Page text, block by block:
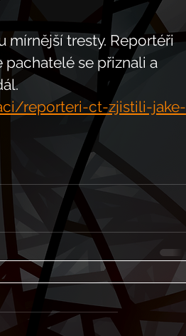
mírnější tresty. Reportéři
pachatelé se přiznali a
reporteri-ct-zjistili-jake-